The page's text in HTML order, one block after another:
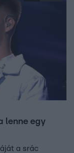
lenne egy
a srác